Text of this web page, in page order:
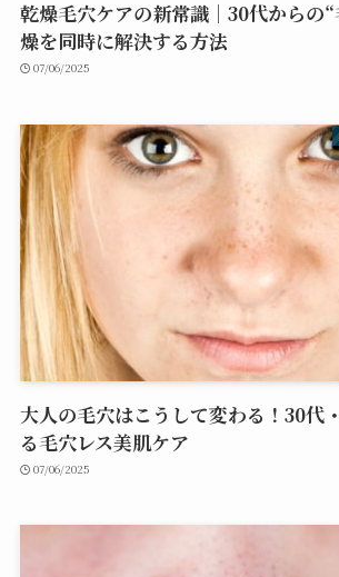
乾燥毛穴ケアの新常識｜30代からの
燥を同時に解決する方法
07/06/2025
大人の毛穴はこうして変わる！30代
る毛穴レス美肌ケア
07/06/2025